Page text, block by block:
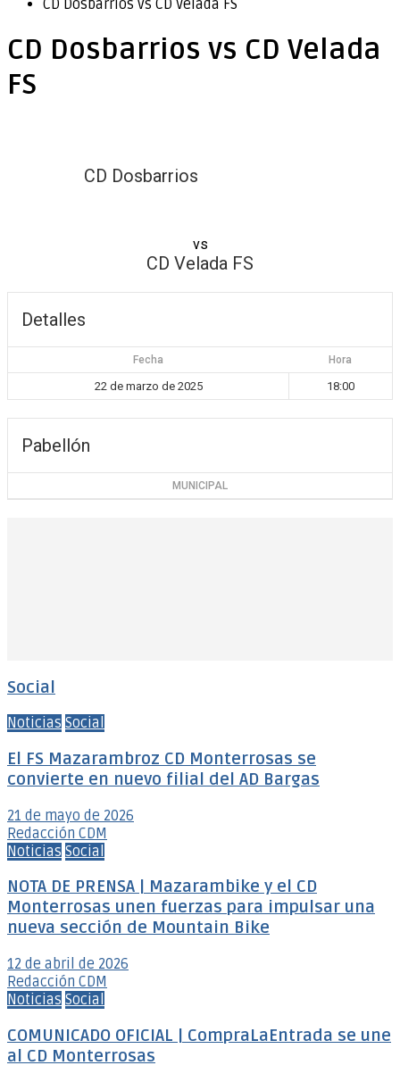
CD Dosbarrios vs CD Velada FS
CD Dosbarrios vs CD Velada
FS
CD Dosbarrios
vs
CD Velada FS
Detalles
Fecha Hora
22 de marzo de 2025 18:00
Pabellón
MUNICIPAL
Social
Noticias Social
El FS Mazarambroz CD Monterrosas se
convierte en nuevo filial del AD Bargas
21 de mayo de 2026
Redacción CDM
Noticias Social
NOTA DE PRENSA | Mazarambike y el CD
Monterrosas unen fuerzas para impulsar una
nueva sección de Mountain Bike
12 de abril de 2026
Redacción CDM
Noticias Social
COMUNICADO OFICIAL | CompraLaEntrada se une
al CD Monterrosas